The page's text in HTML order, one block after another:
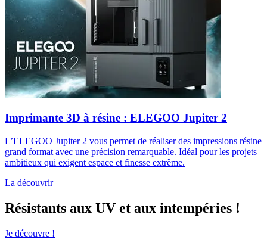
Imprimante 3D à résine : ELEGOO Jupiter 2
L’ELEGOO Jupiter 2 vous permet de réaliser des impressions résine
grand format avec une précision remarquable. Idéal pour les projets
ambitieux qui exigent espace et finesse extrême.
La découvrir
Résistants aux UV et aux intempéries !
Je découvre !